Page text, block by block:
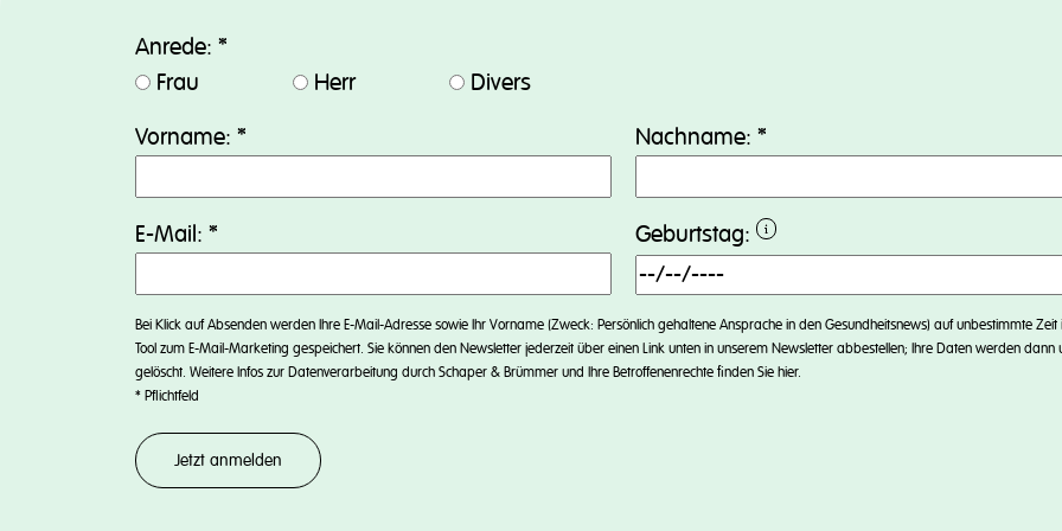
Anrede: *
Frau
Herr
Divers
Vorname: * Nachname: *
E-Mail: * Geburtstag:
Bei Klick auf Absenden werden Ihre E-Mail-Adresse sowie Ihr Vorname (Zweck: Persönlich gehaltene Ansprache in den Gesundheitsnews) auf unbestimmte Zeit
Tool zum E-Mail-Marketing gespeichert. Sie können den Newsletter jederzeit über einen Link unten in unserem Newsletter abbestellen; Ihre Daten werden dann
gelöscht. Weitere Infos zur Datenverarbeitung durch Schaper & Brümmer und Ihre Betroffenenrechte finden Sie hier.
* Pflichtfeld